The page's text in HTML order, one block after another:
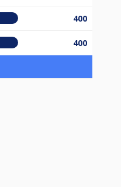
400
400